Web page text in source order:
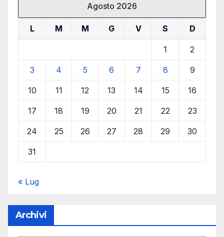
Agosto 2026
L M M G V S D
1 2
3 4 5 6 7 8 9
10 11 12 13 14 15 16
17 18 19 20 21 22 23
24 25 26 27 28 29 30
31
« Lug
Archivi